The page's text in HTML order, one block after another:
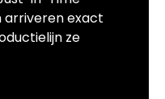
arriveren exact
ze